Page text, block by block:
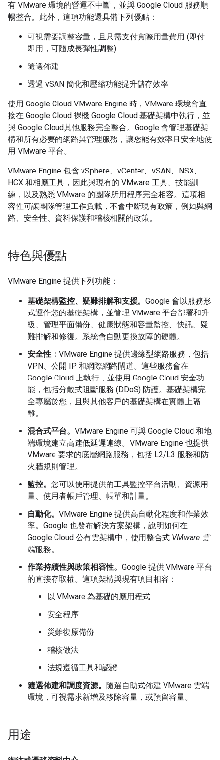
有 VMware 環境的營運不中斷，並與 Google Cloud 服務順
暢整合。此外，這項功能還具備下列優點：
可視需要調整容量，且只需支付實際用量費用 (即付
即用，可隨成長彈性調整)
隨選佈建
透過 vSAN 簡化和壓縮功能提升儲存效率
使用 Google Cloud VMware Engine 時，VMware 環境會直
接在 Google Cloud 裸機 Google Cloud 基礎架構中執行，並
與 Google Cloud其他服務完全整合。Google 會管理基礎架
構和所有必要的網路與管理服務，讓您能有效率且安全地使
用 VMware 平台。
VMware Engine 包含 vSphere、vCenter、vSAN、NSX、
HCX 和相應工具，因此與現有的 VMware 工具、技能訓
練，以及熟悉 VMware 的團隊所用程序完全相容。這項相
容性可讓團隊管理工作負載，不會中斷現有政策，例如與網
路、安全性、資料保護和稽核相關的政策。
特色與優點
VMware Engine 提供下列功能：
基礎架構監控、疑難排解和支援。 Google 會以服務形
式運作您的基礎架構，並管理 VMware 平台部署和升
級、管理平面備份、健康狀態和容量監控、快訊、疑
難排解和修復。系統會自動更換故障的硬體。
安全性： VMware Engine 提供邊緣型網路服務，包括
VPN、公開 IP 和網際網路閘道。這些服務會在
Google Cloud 上執行，並使用 Google Cloud 安全功
能，包括分散式阻斷服務 (DDoS) 防護。基礎架構完
全專屬於您，且與其他客戶的基礎架構在實體上隔
離。
混合式平台。 VMware Engine 可與 Google Cloud 和地
端環境建立高速低延遲連線。VMware Engine 也提供
VMware 要求的底層網路服務，包括 L2/L3 服務和防
火牆規則管理。
監控。 您可以使用提供的工具監控平台活動、資源用
量、使用者帳戶管理、帳單和計量。
自動化。 VMware Engine 提供高自動化程度和作業效
率。Google 也發布解決方案架構，說明如何在
Google Cloud 公有雲架構中，使用整合式 VMware 雲
端服務。
作業持續性與政策相容性。 Google 提供 VMware 平台
的直接存取權。這項架構與現有項目相容：
以 VMware 為基礎的應用程式
安全程序
災難復原備份
稽核做法
法規遵循工具和認證
隨選佈建和調度資源。 隨選自助式佈建 VMware 雲端
環境，可視需求新增及移除容量，或預留容量。
用途